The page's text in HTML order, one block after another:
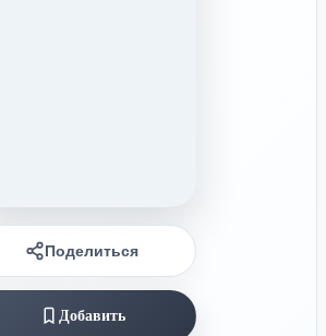
Поделиться
Добавить